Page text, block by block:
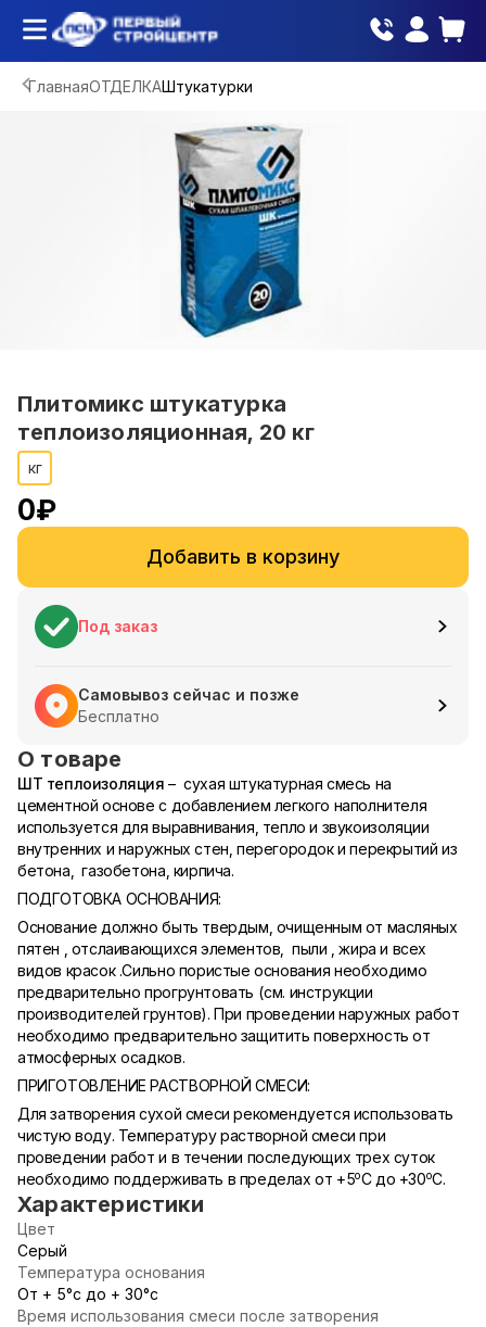
ГлавнаяОТДЕЛКАШтукатурки
Плитомикс штукатурка
теплоизоляционная, 20 кг
кг
0₽
Добавить в корзину
Под заказ
Самовывоз сейчас и позже
Бесплатно
О товаре
ШТ теплоизоляция– сухая штукатурная смесь на
цементной основе с добавлением легкого наполнителя
используется для выравнивания, тепло и звукоизоляции
внутренних и наружных стен, перегородок и перекрытий из
бетона, газобетона, кирпича.
ПОДГОТОВКА ОСНОВАНИЯ:
Основание должно быть твердым, очищенным от масляных
пятен , отслаивающихся элементов, пыли , жира и всех
видов красок .Сильно пористые основания необходимо
предварительно прогрунтовать (см. инструкции
производителей грунтов). При проведении наружных работ
необходимо предварительно защитить поверхность от
атмосферных осадков.
ПРИГОТОВЛЕНИЕ РАСТВОРНОЙ СМЕСИ:
Для затворения сухой смеси рекомендуется использовать
чистую воду. Температуру растворной смеси при
проведении работ и в течении последующих трех суток
необходимо поддерживать в пределах от +5оС до +30оС.
Характеристики
Цвет
Серый
Температура основания
От + 5°с до + 30°с
Время использования смеси после затворения